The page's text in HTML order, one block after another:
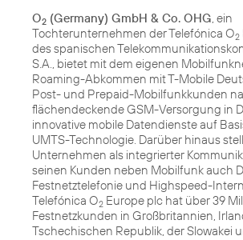
O2 (Germany) GmbH & Co. OHG, ein
Tochterunternehmen der Telefónica O2
des spanischen
S.A., bietet mit dem eigenen
Roaming-Abkommen mit T-Mobile
Post- und Prepaid-Mobilfunkkunden
flächendeckende GSM-Versorgung in
innovative mobile Datendienste auf
UMTS-Technologie. Darüber hinaus
Unternehmen als integrierter
seinen Kunden neben Mobilfunk auch
Festnetztelefonie und Highspeed-
Telefónica O2 Europe plc hat über 39
Festnetzkunden in Großbritannien,
Tschechischen Republik, der Slowakei